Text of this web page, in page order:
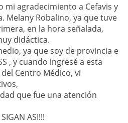
mi agradecimiento a Cefavis y
Melany Robalino, ya que tuve
en la hora señalada,
didáctica.
ya que soy de provincia e
, y cuando ingresé a esta
Centro Médico, vi
que fue una atención
ASI!!!